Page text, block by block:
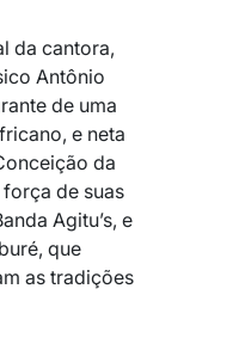
da cantora,
Antônio
de uma
e neta
da
de suas
Agitu’s, e
que
as tradições